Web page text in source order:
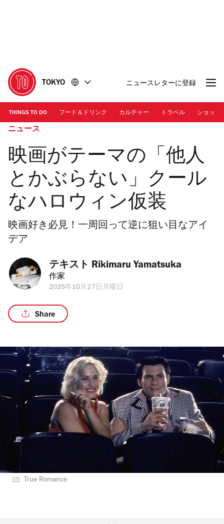
に
移
動
移
動
TOKYO ニュースレターに登録
THINGS TO DO フード＆ドリンク カルチャー トラベル ショッピ
ニュース
映画がテーマの「他人
とかぶらない」クール
なハロウィン仮装
映画好き必見！一周回って逆に狙い目なアイ
デア
テキスト Rikimaru Yamatsuka
作家
2025年10月27日月曜日
Share
True Romance